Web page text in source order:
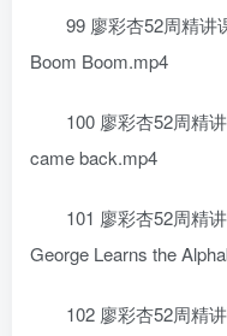
99 廖彩杏52周精讲
Boom Boom.mp4
100 廖彩杏52周精
came back.mp4
101 廖彩杏52周精
George Learns the
102 廖彩杏52周精